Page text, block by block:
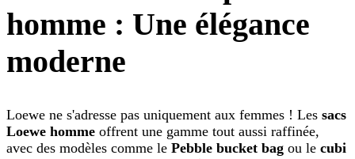
homme : Une élégance
moderne
Loewe ne s'adresse pas uniquement aux femmes ! Les sacs
Loewe homme offrent une gamme tout aussi raffinée,
avec des modèles comme le Pebble bucket bag ou le cubi